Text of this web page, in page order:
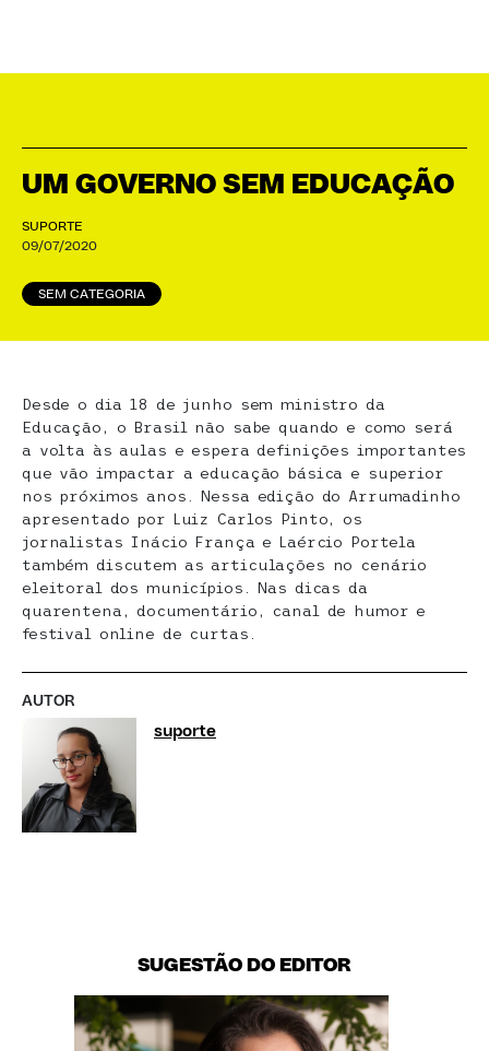
UM GOVERNO SEM EDUCAÇÃO
SUPORTE
09/07/2020
SEM CATEGORIA
Desde o dia 18 de junho sem ministro da
Educação, o Brasil não sabe quando e como será
a volta às aulas e espera definições importantes
que vão impactar a educação básica e superior
nos próximos anos. Nessa edição do Arrumadinho
apresentado por Luiz Carlos Pinto, os
jornalistas Inácio França e Laércio Portela
também discutem as articulações no cenário
eleitoral dos municípios. Nas dicas da
quarentena, documentário, canal de humor e
festival online de curtas.
AUTOR
suporte
SUGESTÃO DO EDITOR